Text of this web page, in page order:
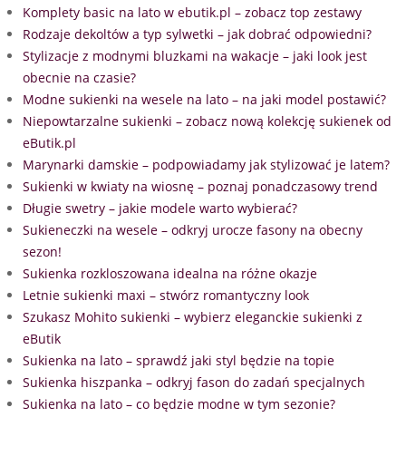
Komplety basic na lato w ebutik.pl – zobacz top zestawy
Rodzaje dekoltów a typ sylwetki – jak dobrać odpowiedni?
Stylizacje z modnymi bluzkami na wakacje – jaki look jest
obecnie na czasie?
Modne sukienki na wesele na lato – na jaki model postawić?
Niepowtarzalne sukienki – zobacz nową kolekcję sukienek od
eButik.pl
Marynarki damskie – podpowiadamy jak stylizować je latem?
Sukienki w kwiaty na wiosnę – poznaj ponadczasowy trend
Długie swetry – jakie modele warto wybierać?
Sukieneczki na wesele – odkryj urocze fasony na obecny
sezon!
Sukienka rozkloszowana idealna na różne okazje
Letnie sukienki maxi – stwórz romantyczny look
Szukasz Mohito sukienki – wybierz eleganckie sukienki z
eButik
Sukienka na lato – sprawdź jaki styl będzie na topie
Sukienka hiszpanka – odkryj fason do zadań specjalnych
Sukienka na lato – co będzie modne w tym sezonie?